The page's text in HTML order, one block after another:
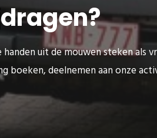
uit de mouwen steken
boeken, deelnemen aan onze